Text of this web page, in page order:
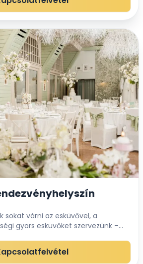
sokat várni az esküvővel, a
gyors esküvőket szervezünk –
időponttal. A Városliget
által védett r...